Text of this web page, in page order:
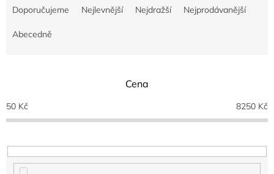
o
d
k
t
Doporučujeme Nejlevnější Nejdražší Nejprodávanější
Abecedně
Cena
50 Kč 8250 Kč